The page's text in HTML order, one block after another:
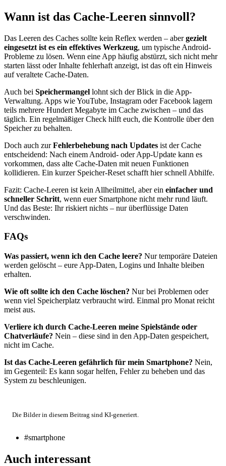
Wann ist das Cache-Leeren sinnvoll?
Das Leeren des Caches sollte kein Reflex werden – abergezielt
eingesetzt ist es ein effektives Werkzeug, um typische Android-
Probleme zu lösen. Wenn eine App häufig abstürzt, sich nicht mehr
starten lässt oder Inhalte fehlerhaft anzeigt, ist das oft ein Hinweis
auf veraltete Cache-Daten.
Auch bei Speichermangel lohnt sich der Blick in die App-
Verwaltung. Apps wie YouTube, Instagram oder Facebook lagern
teils mehrere Hundert Megabyte im Cache zwischen – und das
täglich. Ein regelmäßiger Check hilft euch, die Kontrolle über den
Speicher zu behalten.
Doch auch zurFehlerbehebung nach Updates ist der Cache
entscheidend: Nach einem Android- oder App-Update kann es
vorkommen, dass alte Cache-Daten mit neuen Funktionen
kollidieren. Ein kurzer Speicher-Reset schafft hier schnell Abhilfe.
Fazit: Cache-Leeren ist kein Allheilmittel, aber ein einfacher und
schneller Schritt, wenn euer Smartphone nicht mehr rund läuft.
Und das Beste: Ihr riskiert nichts – nur überflüssige Daten
verschwinden.
FAQs
Was passiert, wenn ich den Cache leere? Nur temporäre Dateien
werden gelöscht – eure App-Daten, Logins und Inhalte bleiben
erhalten.
Wie oft sollte ich den Cache löschen? Nur bei Problemen oder
wenn viel Speicherplatz verbraucht wird. Einmal pro Monat reicht
meist aus.
Verliere ich durch Cache-Leeren meine Spielstände oder
Chatverläufe? Nein – diese sind in den App-Daten gespeichert,
nicht im Cache.
Ist das Cache-Leeren gefährlich für mein Smartphone? Nein,
im Gegenteil: Es kann sogar helfen, Fehler zu beheben und das
System zu beschleunigen.
Die Bilder in diesem Beitrag sind KI-generiert.
#smartphone
Auch interessant